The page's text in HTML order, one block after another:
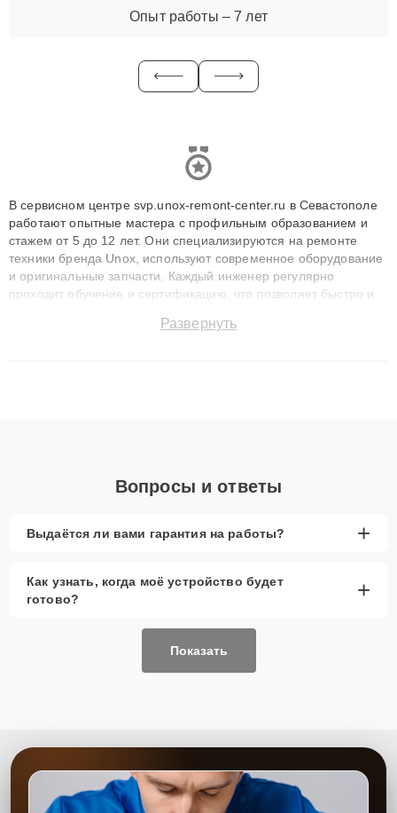
Опыт работы – 7 лет
В сервисном центре svp.unox-remont-center.ru в Севастополе
работают опытные мастера с профильным образованием и
стажем от 5 до 12 лет. Они специализируются на ремонте
техники бренда Unox, используют современное оборудование
и оригинальные запчасти. Каждый инженер регулярно
проходит обучение и сертификацию, что позволяет быстро и
сохранением гарантии до 3 лет. Наши мастера решают
Развернуть
Вопросы и ответы
Выдаётся ли вами гарантия на работы? +
Как узнать, когда моё устройство будет
готово?
+
Показать